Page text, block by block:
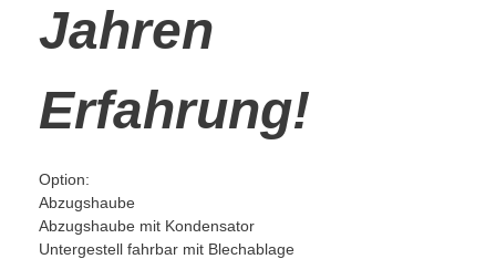
Jahren
Erfahrung!
Option:
Abzugshaube
Abzugshaube mit Kondensator
Untergestell fahrbar mit Blechablage